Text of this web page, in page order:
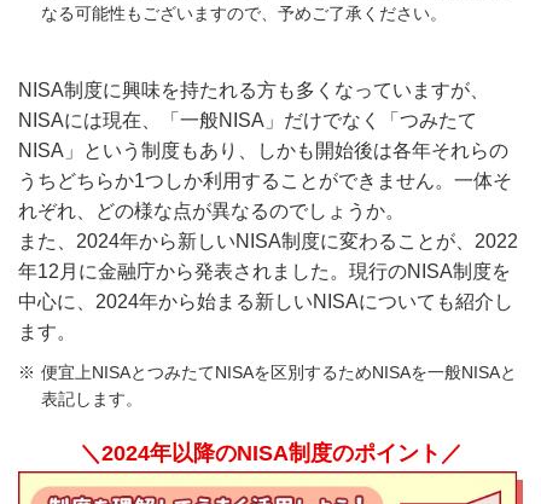
なる可能性もございますので、予めご了承ください。
NISA制度に興味を持たれる方も多くなっていますが、
NISAには現在、「一般NISA」だけでなく「つみたて
NISA」という制度もあり、しかも開始後は各年それらの
うちどちらか1つしか利用することができません。一体そ
れぞれ、どの様な点が異なるのでしょうか。
また、2024年から新しいNISA制度に変わることが、2022
年12月に金融庁から発表されました。現行のNISA制度を
中心に、2024年から始まる新しいNISAについても紹介し
ます。
便宜上NISAとつみたてNISAを区別するためNISAを一般NISAと
表記します。
＼2024年以降のNISA制度のポイント／